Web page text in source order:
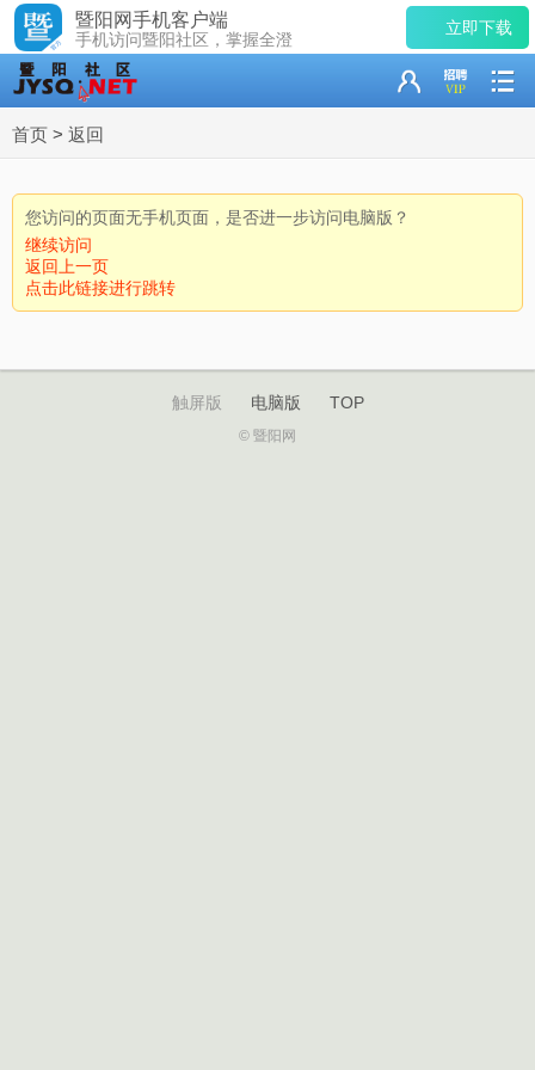
暨阳网手机客户端
手机访问暨阳社区，掌握全澄
立即下载
首页 > 返回
您访问的页面无手机页面，是否进一步访问电脑版？
继续访问
返回上一页
点击此链接进行跳转
触屏版 电脑版 TOP
© 暨阳网